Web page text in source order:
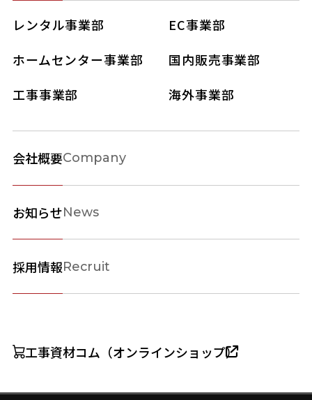
レンタル事業部
EC事業部
ホームセンター事業部
国内販売事業部
工事事業部
海外事業部
工事資材コム（オンラインショップ）
会社概要Company
お知らせNews
採用情報Recruit